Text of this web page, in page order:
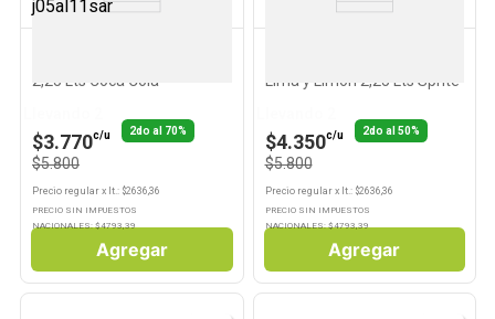
2,25 Lts Coca Cola
$3.770c/u 2do al 70%
$5.800
Precio regular x lt. : $2636,36
PRECIO SIN IMPUESTOS
NACIONALES: $4793,39
Agregar
Lima y Limón 2,25 Lts Sprite
$4.350c/u 2do al 50%
$5.800
Precio regularx lt. : $2636,36
PRECIO SIN IMPUESTOS
NACIONALES: $4793,39
Agregar